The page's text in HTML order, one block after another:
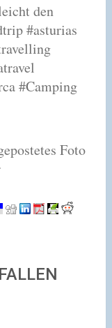
den
#asturias
#Camping
Foto